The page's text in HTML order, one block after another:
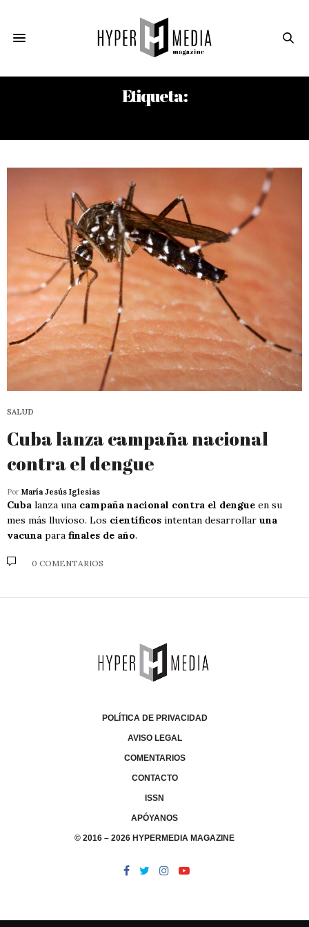
Etiqueta:
SALUD
Cuba lanza campaña nacional
contra el dengue
Por María Jesús Iglesias
Cuba lanza una campaña nacional contra el dengue en su
mes más lluvioso. Los científicos intentan desarrollar una
vacuna para finales de año.
0 COMENTARIOS
POLÍTICA DE PRIVACIDAD
AVISO LEGAL
COMENTARIOS
CONTACTO
ISSN
APÓYANOS
© 2016 – 2026 HYPERMEDIA MAGAZINE